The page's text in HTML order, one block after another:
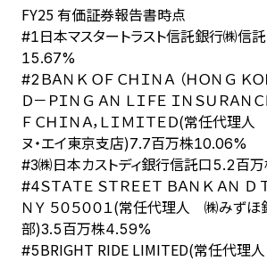
FY25 有価証券報告書時点
#1日本マスタートラスト信託銀行㈱信
15.67%
#2 ＢＡＮＫ ＯＦ ＣＨＩＮＡ （ＨＯＮＧ ＫＯ
Ｄ－ＰＩＮＧ ＡＮ ＬＩＦＥ ＩＮＳＵＲＡＮ
Ｆ ＣＨＩＮＡ，ＬＩＭＩＴＥＤ(常任代理
ヌ・エイ東京支店)7.7百万株10.06%
#3㈱日本カストディ銀行信託口5.2百万
#4ＳＴＡＴＥ ＳＴＲＥＥＴ ＢＡＮＫ ＡＮ Ｄ
ＮＹ ５０５００１(常任代理人 ㈱みず
部)3.5百万株4.59%
#5BRIGHT RIDE LIMITED(常任代理